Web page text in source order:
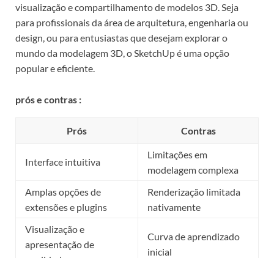
visualização e compartilhamento de modelos 3D. Seja
para profissionais da área de arquitetura, engenharia ou
design, ou para entusiastas que desejam explorar o
mundo da modelagem 3D, o SketchUp é uma opção
popular e eficiente.
prós e contras :
Prós Contras
Interface intuitiva
Limitações em
modelagem complexa
Amplas opções de
extensões e plugins
Renderização limitada
nativamente
Visualização e
apresentação de
Curva de aprendizado
inicial